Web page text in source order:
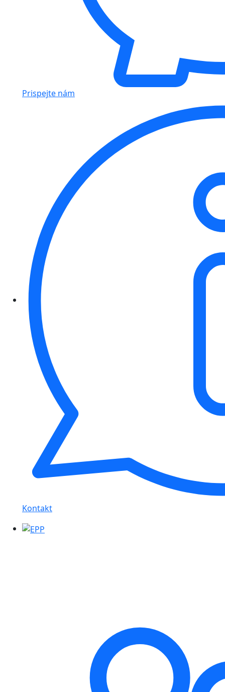
Prispejte nám
Kontakt